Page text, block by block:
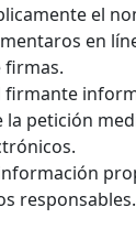
el
en
firmas.
firmante
la petición
responsables.